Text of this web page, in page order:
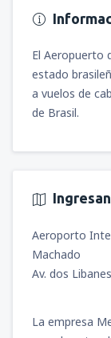
El Aeropuerto
estado
a vuelos de
de Brasil.
Aeroporto
Machado
Av. dos
La empresa